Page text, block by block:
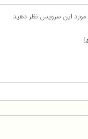
مورد این سرویس نظر دهید